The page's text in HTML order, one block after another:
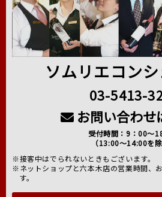
ソムリエコン
03-5413-
お問い合わせ
受付時間：9：00～
（13:00～14:00を除
※接客中はでられないときもございます。
※ネットショップと六本木店の営業時間、
す。